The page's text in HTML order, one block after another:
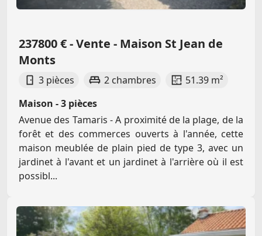
237800 € - Vente - Maison St Jean de
Monts
3 pièces 2 chambres
51.39 m²
Maison - 3 pièces
Avenue des Tamaris - A proximité de la plage, de la
forêt et des commerces ouverts à l'année, cette
maison meublée de plain pied de type 3, avec un
jardinet à l'avant et un jardinet à l'arrière où il est
possibl...